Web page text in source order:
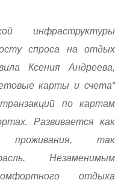
инфраструктуры
спроса на отдых
Ксения Андреева,
карты и счета“
по картам
Развивается как
проживания, так
Незаменимым
отдыха